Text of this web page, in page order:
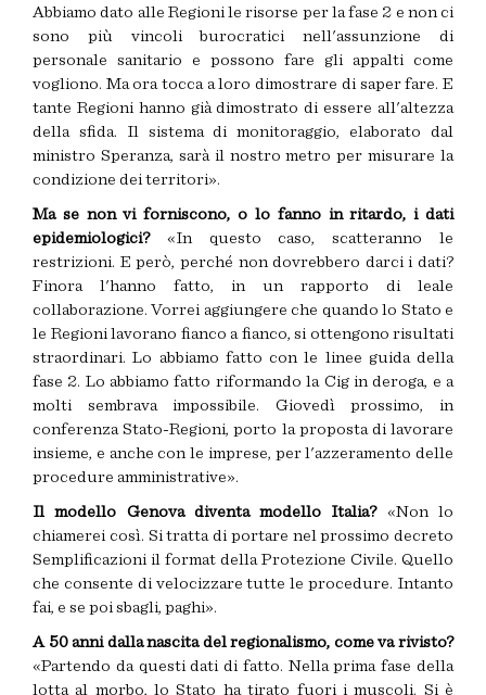
Abbiamo dato alle Regioni le risorse per la fase 2 e non ci
sono più vincoli burocratici nell'assunzione di
personale sanitario e possono fare gli appalti come
vogliono. Ma ora tocca a loro dimostrare di saper fare. E
tante Regioni hanno già dimostrato di essere all'altezza
della sfida. Il sistema di monitoraggio, elaborato dal
ministro Speranza, sarà il nostro metro per misurare la
condizione dei territori».
Ma se non vi forniscono, o lo fanno in ritardo, i dati
epidemiologici?«In questo caso, scatteranno le
restrizioni. E però, perché non dovrebbero darci i dati?
Finora l'hanno fatto, in un rapporto di leale
collaborazione. Vorrei aggiungere che quando lo Stato e
le Regioni lavorano fianco a fianco, si ottengono risultati
straordinari. Lo abbiamo fatto con le linee guida della
fase 2. Lo abbiamo fatto riformando la Cig in deroga, e a
molti sembrava impossibile. Giovedì prossimo, in
conferenza Stato-Regioni, porto la proposta di lavorare
insieme, e anche con le imprese, per l'azzeramento delle
procedure amministrative».
Il modello Genova diventa modello Italia? «Non lo
chiamerei così. Si tratta di portare nel prossimo decreto
Semplificazioni il format della Protezione Civile. Quello
che consente di velocizzare tutte le procedure. Intanto
fai, e se poi sbagli, paghi».
A 50 anni dalla nascita del regionalismo, come va rivisto?
«Partendo da questi dati di fatto. Nella prima fase della
lotta al morbo, lo Stato ha tirato fuori i muscoli. Si è